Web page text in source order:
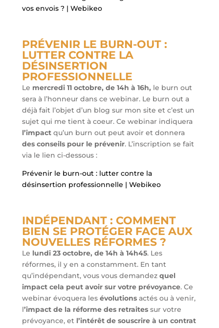
vos envois ? | Webikeo
PRÉVENIR LE BURN-OUT :
LUTTER CONTRE LA
DÉSINSERTION
PROFESSIONNELLE
Le mercredi 11 octobre, de 14h à 16h, le burn out
sera à l’honneur dans ce webinar. Le burn out a
déjà fait l’objet d’un blog sur mon site et c’est un
sujet qui me tient à coeur. Ce webinar indiquera
l’impactqu’un burn out peut avoir et donnera
des conseils pour le prévenir. L’inscription se fait
via le lien ci-dessous :
Prévenir le burn-out : lutter contre la
désinsertion professionnelle | Webikeo
INDÉPENDANT : COMMENT
BIEN SE PROTÉGER FACE AUX
NOUVELLES RÉFORMES ?
Le lundi 23 octobre, de 14h à 14h45. Les
réformes, il y en a constamment. En tant
qu’indépendant, vous vous demandezquel
impact cela peut avoir sur votre prévoyance. Ce
webinar évoquera les évolutionsactés ou à venir,
l’impact de la réforme des retraitessur votre
prévoyance, etl’intérêt de souscrire à un contrat